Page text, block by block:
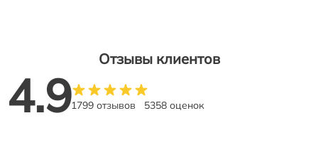
Отзывы клиентов
4.91799 отзывов 5358 оценок